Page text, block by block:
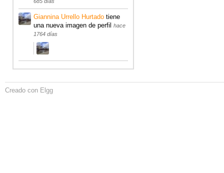
Giannina Urrello Hurtado tiene
una nueva imagen de perfilhace
1764 días
Creado con Elgg